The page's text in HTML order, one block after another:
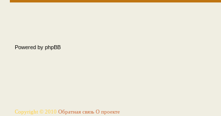
Powered by phpBB
Copyright © 2010 Обратная связь О проекте